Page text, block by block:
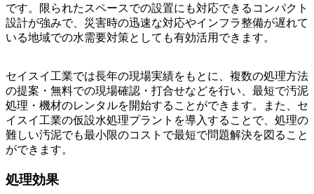
です。限られたスペースでの設置にも対応できるコンパクト
設計が強みで、災害時の迅速な対応やインフラ整備が遅れて
いる地域での水需要対策としても有効活用できます。
セイスイ工業では長年の現場実績をもとに、複数の処理方法
の提案・無料での現場確認・打合せなどを行い、最短で汚泥
処理・機材のレンタルを開始することができます。また、セ
イスイ工業の仮設水処理プラントを導入することで、処理の
難しい汚泥でも最小限のコストで最短で問題解決を図ること
ができます。
処理効果